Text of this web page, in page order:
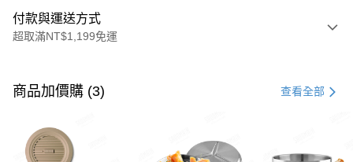
付款與運送方式
超取滿NT$1,199免運
信用卡一次付款
Apple Pay
商品加價購 (3) 查看全部